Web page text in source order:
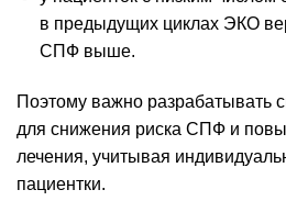
в предыдущих циклах ЭКО
СПФ выше.
Поэтому важно разрабатывать
для снижения риска СПФ и
лечения, учитывая
пациентки.